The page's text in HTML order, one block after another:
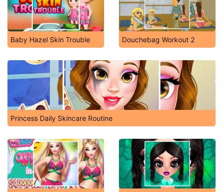
Baby Hazel Skin Trouble Douchebag Workout 2
Princess Daily Skincare Routine